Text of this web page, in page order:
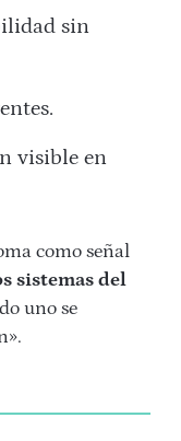
sin
visible en
como señal
sistemas del
uno se